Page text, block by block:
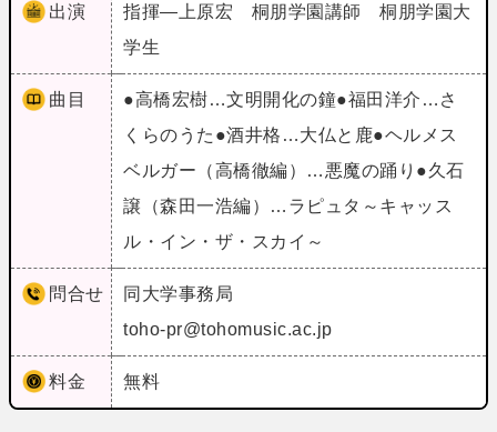
出演
指揮―上原宏 桐朋学園講師 桐朋学園大
学生
曲目
●高橋宏樹…文明開化の鐘●福田洋介…さ
くらのうた●酒井格…大仏と鹿●ヘルメス
ベルガー（高橋徹編）…悪魔の踊り●久石
譲（森田一浩編）…ラピュタ～キャッス
ル・イン・ザ・スカイ～
問合せ
同大学事務局
toho-pr@tohomusic.ac.jp
料金 無料